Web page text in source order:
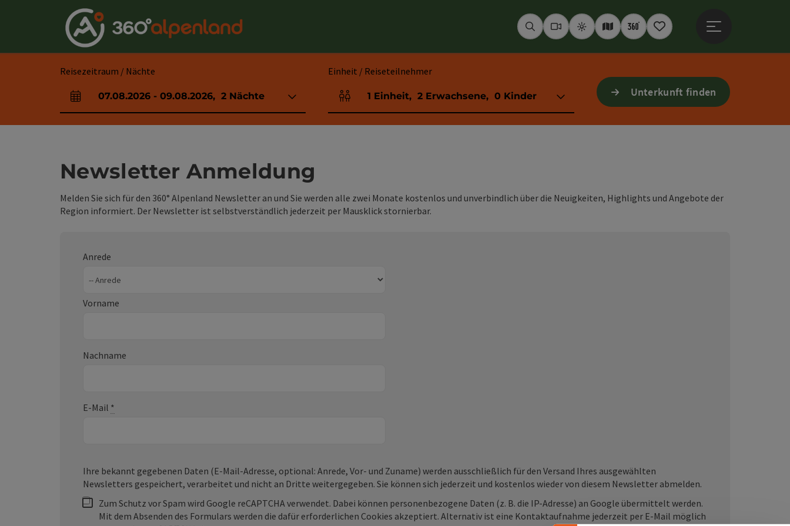
Accesskey
[0]
Zur NavigationAccesskey
[1]
Zum Seitenanfang[2]
Zur Kontaktseite Accesskey
[3]
Accesskey
[4]
Zum ImpressumAccesskey
[5]
Zu den Hinweisen zur Bedienung der Website
Zur StartseiteAccesskey
[7]
SuchenWebcams
WetterInteraktive Karte
360° Panoramen
Merkzettel
Reisezeitraum / Nächte
An- und Abreisefelder
07.08.2026 - 09.08.2026, 2 Nächte
Einheit / Reiseteilnehmer
Einheitenanzahl und Personenfelder
1 Einheit, 2 Erwachsene, 0 Kinder Unterkunft finden
Newsletter Anmeldung
Melden Sie sich für den 360° Alpenland Newsletter an und Sie werden alle zwei Monate kostenlos und unverbindlich über die Neuigkeiten, Highlights und Angebote der
Region informiert. Der Newsletter ist selbstverständlich jederzeit per Mausklick stornierbar.
Anrede
Vorname
Nachname
E-Mail *
Ihre bekannt gegebenen Daten (E-Mail-Adresse, optional: Anrede, Vor- und Zuname) werden ausschließlich für den Versand Ihres ausgewählten
Newsletters gespeichert, verarbeitet und nicht an Dritte weitergegeben. Sie können sich jederzeit und kostenlos wieder von diesem Newsletter abmelden.
Zum Schutz vor Spam wird Google reCAPTCHA verwendet. Dabei können personenbezogene Daten (z. B. die IP-Adresse) an Google übermittelt werden.
Mit dem Absenden des Formulars werden die dafür erforderlichen Cookies akzeptiert. Alternativ ist eine Kontaktaufnahme jederzeit per E-Mail möglich